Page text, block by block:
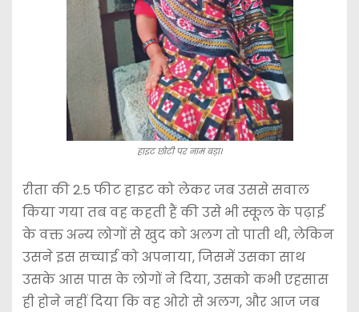
हाइट छोटी पर नाम बड़ा।
रीता की 2.5 फीट हाइट को लेकर जब उससे सवाल
किया गया तब वह कहती हैं की उसे भी स्कूल के पढ़ाई
के वक्त अन्य लोगों से खुद को अलग तो पाती थी, लेकिन
उसने इस सच्चाई को अपनाया, जिसमें उसका साथ
उसके आस पास के लोगों ने दिया, उसको कभी एहसास
ही होने नहीं दिया कि वह ओरो से अलग, और आज जब